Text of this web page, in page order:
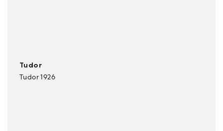
Tudor
Tudor 1926